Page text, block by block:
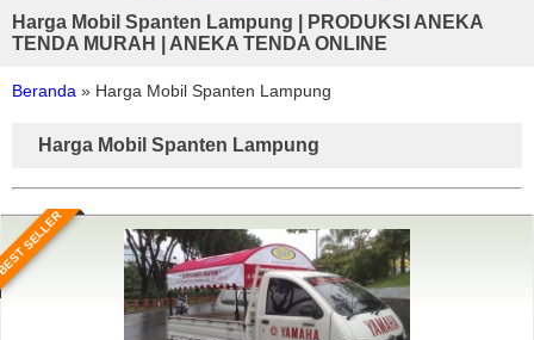
Harga Mobil Spanten Lampung | PRODUKSI ANEKA
TENDA MURAH | ANEKA TENDA ONLINE
Beranda » Harga Mobil Spanten Lampung
Harga Mobil Spanten Lampung
SELLER